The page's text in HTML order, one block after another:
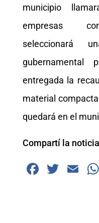
municipio
empresas
seleccionará
entregada la
material
quedará en el
Compartí la noticia
F
T
E